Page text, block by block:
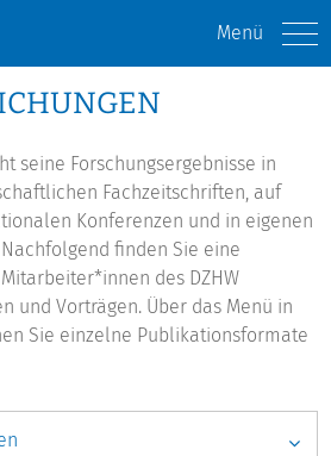
Menü
seine Forschungsergebnisse in
Fachzeitschriften, auf
Konferenzen und in eigenen
finden Sie eine
des DZHW
und Vorträgen. Über das Menü in
Sie einzelne Publikationsformate